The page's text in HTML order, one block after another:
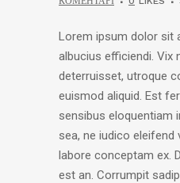
Lorem ipsum dolor sit
albucius efficiendi. Vix
deterruisset, utroque
euismod aliquid. Est
sensibus eloquentiam
sea, ne iudico
labore conceptam ex.
est an. Corrumpit